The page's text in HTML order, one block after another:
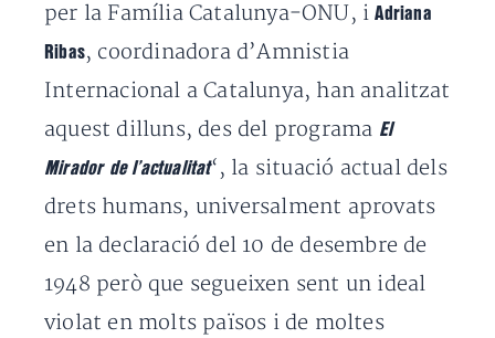
per la Família Catalunya-ONU, iAdriana
Ribas, coordinadora d’Amnistia
Internacional a Catalunya, han analitzat
aquest dilluns, des del programa El
Mirador de l’actualitat‘, la situació actual dels
drets humans, universalment aprovats
en la declaració del 10 de desembre de
1948 però que segueixen sent un ideal
violat en molts països i de moltes